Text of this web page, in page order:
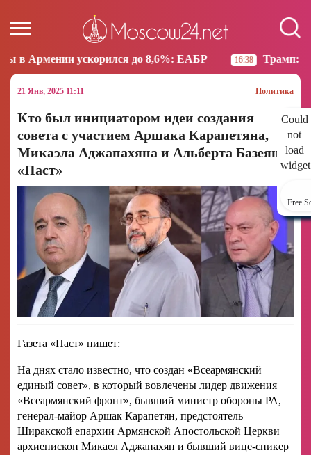
до 8,6%: ЕАБР 16:38 Трамп: США больше не
21 Янв, 2025 11:11 Политика
Could
not
load
Free
Кто был инициатором идеи создания
совета с участием Аршака Карапетяна,
Микаэла Аджапахяна и Альберта Базеяна?
«Паст»
Газета «Паст» пишет:
На днях стало известно, что создан «Всеармянский
единый совет», в который вовлечены лидер движения
«Всеармянский фронт», бывший министр обороны РА,
генерал-майор Аршак Карапетян, предстоятель
Ширакской епархии Армянской Апостольской Церкви
архиепископ Микаел Аджапахян и бывший вице-спикер